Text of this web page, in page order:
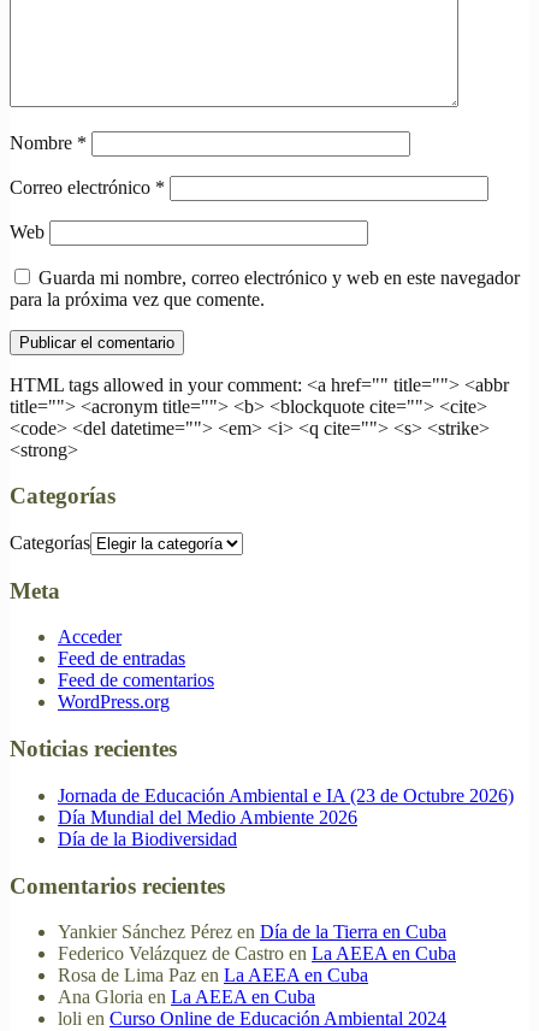
Nombre *
Correo electrónico *
Web
Guarda mi nombre, correo electrónico y web en este navegador
para la próxima vez que comente.
HTML tags allowed in your comment: <a href="" title=""> <abbr
title=""> <acronym title=""> <b> <blockquote cite=""> <cite>
<code> <del datetime=""> <em> <i> <q cite=""> <s> <strike>
<strong>
Categorías
Categorías
Meta
Acceder
Feed de entradas
Feed de comentarios
WordPress.org
Noticias recientes
Jornada de Educación Ambiental e IA (23 de Octubre 2026)
Día Mundial del Medio Ambiente 2026
Día de la Biodiversidad
Comentarios recientes
Yankier Sánchez Pérez en Día de la Tierra en Cuba
Federico Velázquez de Castro en La AEEA en Cuba
Rosa de Lima Paz en La AEEA en Cuba
Ana Gloria en La AEEA en Cuba
loli en Curso Online de Educación Ambiental 2024